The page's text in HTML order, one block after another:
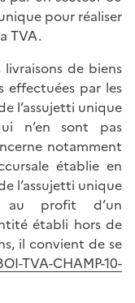
pour réaliser
TVA.
de biens
effectuées par les
l’assujetti unique
n’en sont pas
notamment
établie en
l’assujetti unique
au profit d’un
établi hors de
il convient de se
TVA-CHAMP-10-